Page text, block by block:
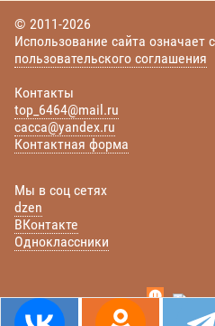
© 2011-2026
Использование сайта означает
пользовательского соглашения
Контакты
top_6464@mail.ru
cacca@yandex.ru
Контактная форма
Мы в соц сетях
dzen
ВКонтакте
Одноклассники